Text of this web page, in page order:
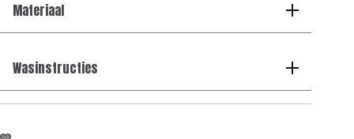
Materiaal
Wasinstructies